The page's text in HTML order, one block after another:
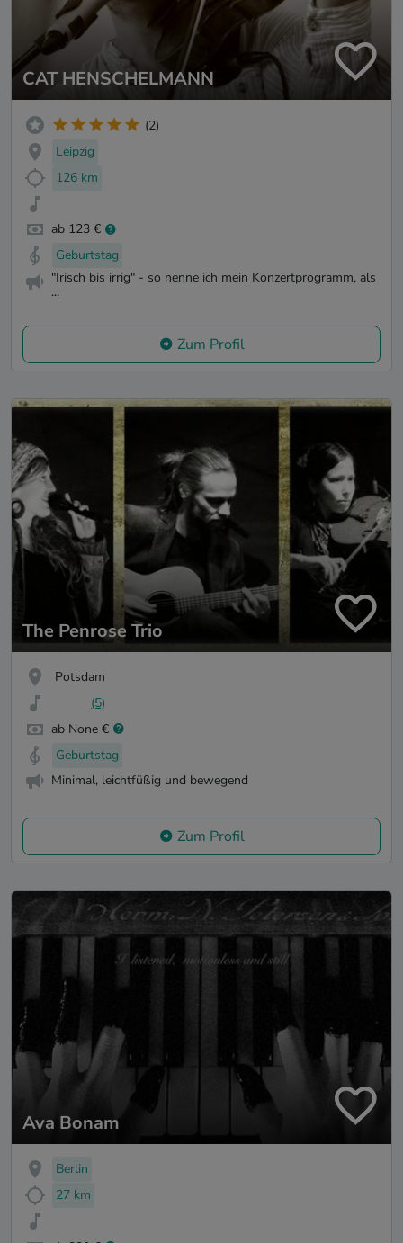
CAT HENSCHELMANN
(2)
Leipzig
126 km
ab 123 €
Geburtstag
"Irisch bis irrig" - so nenne ich mein Konzertprogramm, als
...
Zum Profil
The Penrose Trio
Potsdam
(5)
ab None €
Geburtstag
Minimal, leichtfüßig und bewegend
Zum Profil
Ava Bonam
Berlin
27 km